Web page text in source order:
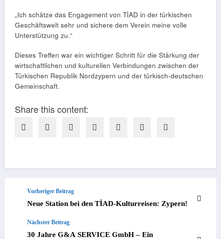
„Ich schätze das Engagement von TİAD in der türkischen
Geschäftswelt sehr und sichere dem Verein meine volle
Unterstützung zu.“
Dieses Treffen war ein wichtiger Schritt für die Stärkung der
wirtschaftlichen und kulturellen Verbindungen zwischen der
Türkischen Republik Nordzypern und der türkisch-deutschen
Gemeinschaft.
Share this content:
Vorheriger Beitrag
Neue Station bei den TİAD-Kulturreisen: Zypern!
Nächster Beitrag
30 Jahre G&A SERVICE GmbH – Ein